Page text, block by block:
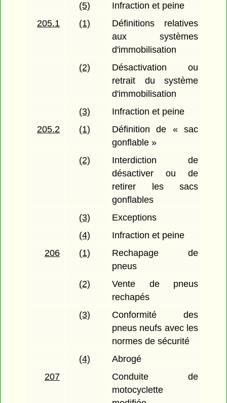
(5)
Infraction et peine
205.1
(1)
Définitions relatives
aux systèmes
d'immobilisation
(2)
Désactivation ou
retrait du système
d'immobilisation
(3)
Infraction et peine
205.2
(1)
Définition de « sac
gonflable »
(2)
Interdiction de
désactiver ou de
retirer les sacs
gonflables
(3)
Exceptions
(4)
Infraction et peine
206
(1)
Rechapage de
pneus
(2)
Vente de pneus
rechapés
(3)
Conformité des
pneus neufs avec les
normes de sécurité
(4)
Abrogé
207
Conduite de
motocyclette